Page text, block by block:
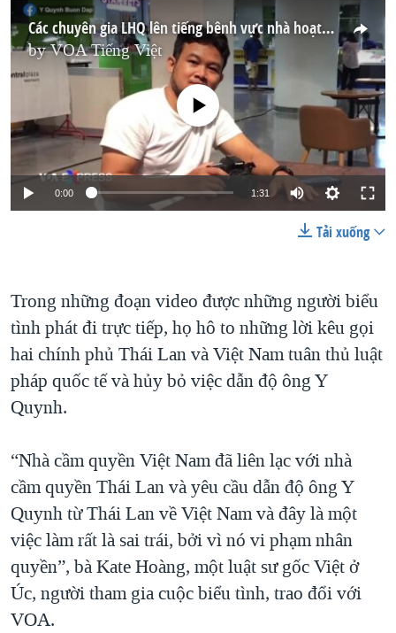
Các chuyên gia LHQ lên tiếng bênh vực nhà hoạt động Y Quynh Bdap
byVOA Tiếng Việt
No media source currently available
0:00 1:31
Tải xuống
Trong những đoạn video được những người biểu
tình phát đi trực tiếp, họ hô to những lời kêu gọi
hai chính phủ Thái Lan và Việt Nam tuân thủ luật
pháp quốc tế và hủy bỏ việc dẫn độ ông Y
Quynh.
“Nhà cầm quyền Việt Nam đã liên lạc với nhà
cầm quyền Thái Lan và yêu cầu dẫn độ ông Y
Quynh từ Thái Lan về Việt Nam và đây là một
việc làm rất là sai trái, bởi vì nó vi phạm nhân
quyền”, bà Kate Hoàng, một luật sư gốc Việt ở
Úc, người tham gia cuộc biểu tình, trao đổi với
VOA.